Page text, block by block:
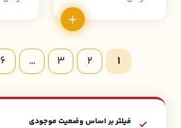
فیلتر بر اساس وضعیت موجودی
1
2
3
…
6